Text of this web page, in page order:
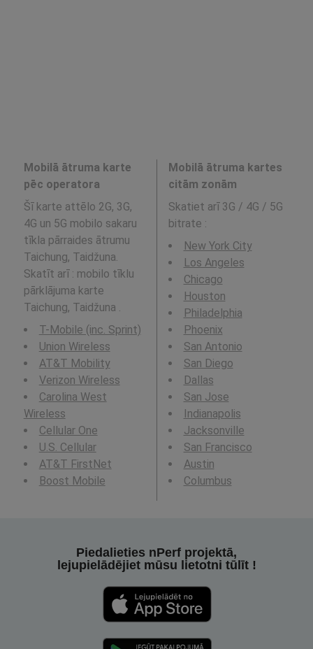
Mobilā ātruma karte
pēc operatora
Šī karte attēlo 2G, 3G,
4G un 5G mobilo sakaru
tīkla pārraides ātrumu
Taichung, Taidžuna.
Skatīt arī : mobilo tīklu
pārklājuma karte
Taichung, Taidžuna .
T-Mobile (inc. Sprint)
Union Wireless
AT&T Mobility
Verizon Wireless
Carolina West
Wireless
Cellular One
U.S. Cellular
AT&T FirstNet
Boost Mobile
Mobilā ātruma kartes
citām zonām
Skatiet arī 3G / 4G / 5G
bitrate :
New York City
Los Angeles
Chicago
Houston
Philadelphia
Phoenix
San Antonio
San Diego
Dallas
San Jose
Indianapolis
Jacksonville
San Francisco
Austin
Columbus
Piedalieties nPerf projektā,
lejupielādējiet mūsu lietotni tūlīt !